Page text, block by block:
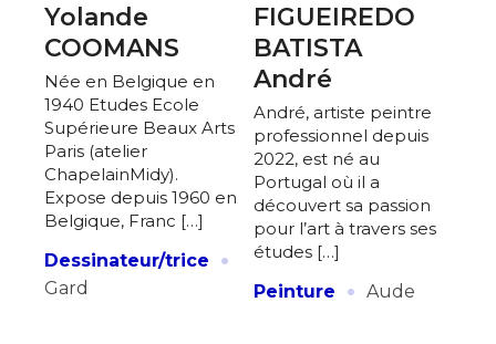
Yolande
COOMANS
Née en Belgique en
1940 Etudes Ecole
Supérieure Beaux Arts
Paris (atelier
ChapelainMidy).
Expose depuis 1960 en
Belgique, Franc […]
Dessinateur/trice
·
Gard
FIGUEIREDO
BATISTA
André
André, artiste peintre
professionnel depuis
2022, est né au
Portugal où il a
découvert sa passion
pour l’art à travers ses
études […]
Peinture
· Aude